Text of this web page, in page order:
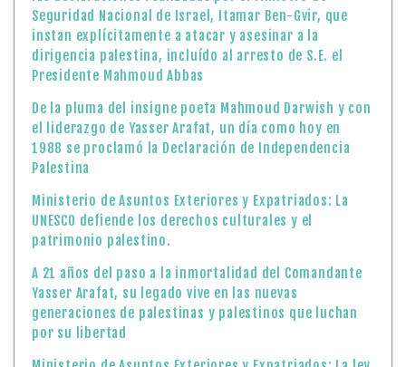
Seguridad Nacional de Israel, Itamar Ben-Gvir, que
instan explícitamente a atacar y asesinar a la
dirigencia palestina, incluído al arresto de S.E. el
Presidente Mahmoud Abbas
De la pluma del insigne poeta Mahmoud Darwish y con
el liderazgo de Yasser Arafat, un día como hoy en
1988 se proclamó la Declaración de Independencia
Palestina
Ministerio de Asuntos Exteriores y Expatriados: La
UNESCO defiende los derechos culturales y el
patrimonio palestino.
A 21 años del paso a la inmortalidad del Comandante
Yasser Arafat, su legado vive en las nuevas
generaciones de palestinas y palestinos que luchan
por su libertad